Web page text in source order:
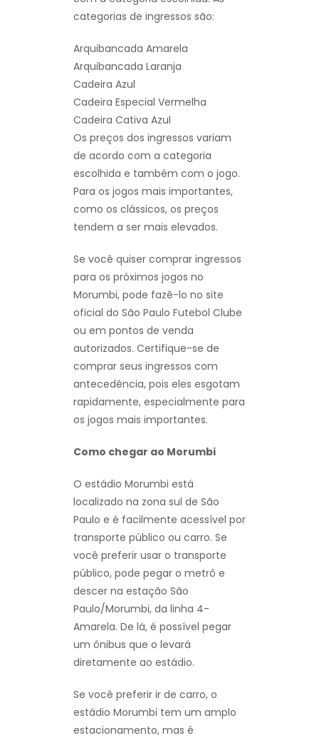
categorias de ingressos são:
Arquibancada Amarela
Arquibancada Laranja
Cadeira Azul
Cadeira Especial Vermelha
Cadeira Cativa Azul
Os preços dos ingressos variam
de acordo com a categoria
escolhida e também com o jogo.
Para os jogos mais importantes,
como os clássicos, os preços
tendem a ser mais elevados.
Se você quiser comprar ingressos
para os próximos jogos no
Morumbi, pode fazê-lo no site
oficial do São Paulo Futebol Clube
ou em pontos de venda
autorizados. Certifique-se de
comprar seus ingressos com
antecedência, pois eles esgotam
rapidamente, especialmente para
os jogos mais importantes.
Como chegar ao Morumbi
O estádio Morumbi está
localizado na zona sul de São
Paulo e é facilmente acessível por
transporte público ou carro. Se
você preferir usar o transporte
público, pode pegar o metrô e
descer na estação São
Paulo/Morumbi, da linha 4-
Amarela. De lá, é possível pegar
um ônibus que o levará
diretamente ao estádio.
Se você preferir ir de carro, o
estádio Morumbi tem um amplo
estacionamento, mas é